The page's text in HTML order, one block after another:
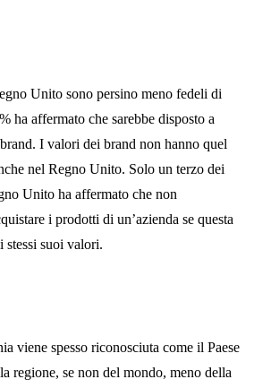
Unito sono persino meno fedeli di
ha affermato che sarebbe disposto a
I valori dei brand non hanno quel
nel Regno Unito. Solo un terzo dei
Unito ha affermato che non
i prodotti di un’azienda se questa
stessi suoi valori.
viene spesso riconosciuta come il Paese
regione, se non del mondo, meno della